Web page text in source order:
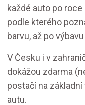
každé auto po
podle kterého
barvu, až po
V Česku i v
dokážou zdarma
postačí na
autu.